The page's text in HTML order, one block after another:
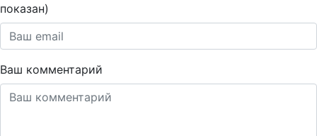
показан)
Ваш комментарий